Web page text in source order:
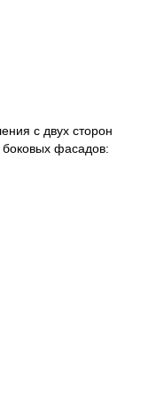
с двух сторон
боковых фасадов: